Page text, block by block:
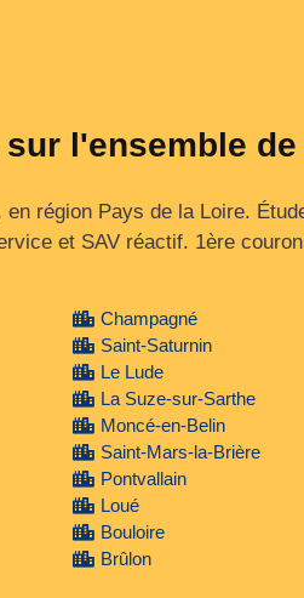
l'ensemble de
région Pays de la Loire.
et SAV réactif. 1ère
Champagné
Saint-Saturnin
Le Lude
La Suze-sur-Sarthe
Moncé-en-Belin
Saint-Mars-la-Brière
Pontvallain
Loué
Bouloire
Brûlon